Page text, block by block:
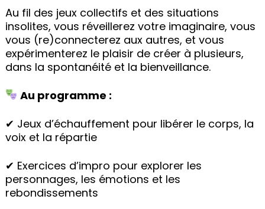
Au fil des jeux collectifs et des situations
insolites, vous réveillerez votre imaginaire, vous
vous (re)connecterez aux autres, et vous
expérimenterez le plaisir de créer à plusieurs,
dans la spontanéité et la bienveillance.
Au programme :
✔ Jeux d’échauffement pour libérer le corps, la
voix et la répartie
✔ Exercices d’impro pour explorer les
personnages, les émotions et les
rebondissements